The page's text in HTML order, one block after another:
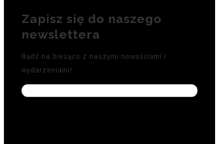
Zapisz się do naszego
newslettera
Bądź na bieżąco z naszymi nowościami i
wydarzeniami!